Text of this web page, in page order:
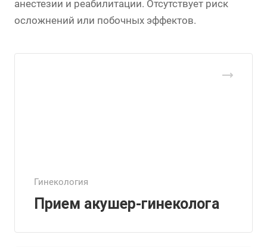
анестезии и реабилитации. Отсутствует риск
осложнений или побочных эффектов.
Гинекология
Прием акушер-гинеколога